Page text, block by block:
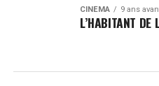
CINÉMA 9 ans
L’HABITANT DE